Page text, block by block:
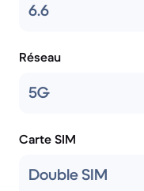
6.6
Réseau
5G
Carte SIM
Double SIM